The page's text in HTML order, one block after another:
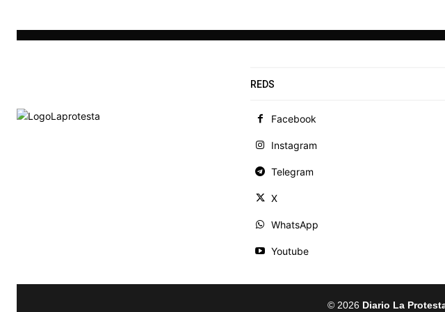
REDS
Facebook
Instagram
Telegram
X
WhatsApp
Youtube
© 2026 Diario La